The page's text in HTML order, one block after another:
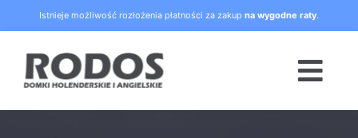
to
content
Istnieje możliwość rozłożenia płatności za zakup na wygodne raty.